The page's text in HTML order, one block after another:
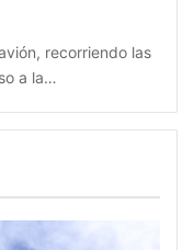
recorriendo las
a la…